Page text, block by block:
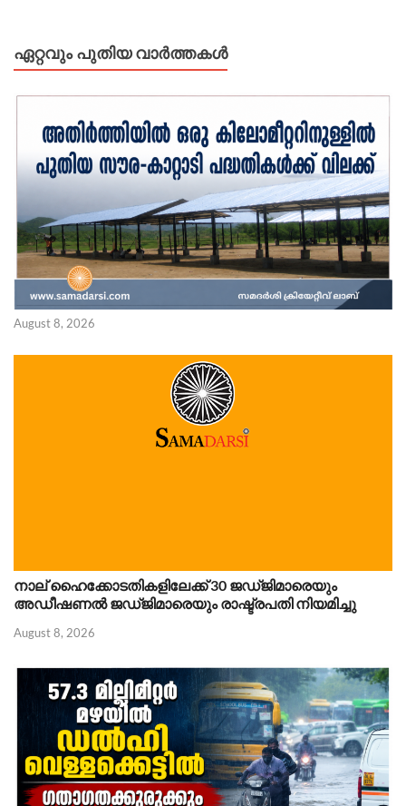
ഏറ്റവും പുതിയ വാർത്തകൾ
August 8, 2026
നാല് ഹൈക്കോടതികളിലേക്ക് 30 ജഡ്ജിമാരെയും
അഡീഷണൽ ജഡ്ജിമാരെയും രാഷ്ട്രപതി നിയമിച്ചു
August 8, 2026